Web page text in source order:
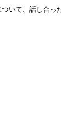
いて、話し合っ